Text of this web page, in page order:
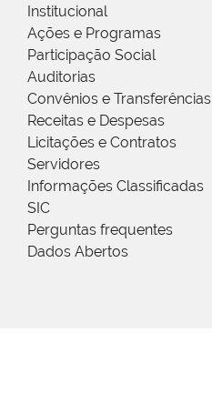
Institucional
Ações e Programas
Participação Social
Auditorias
Convênios e Transferências
Receitas e Despesas
Licitações e Contratos
Servidores
Informações Classificadas
SIC
Perguntas frequentes
Dados Abertos